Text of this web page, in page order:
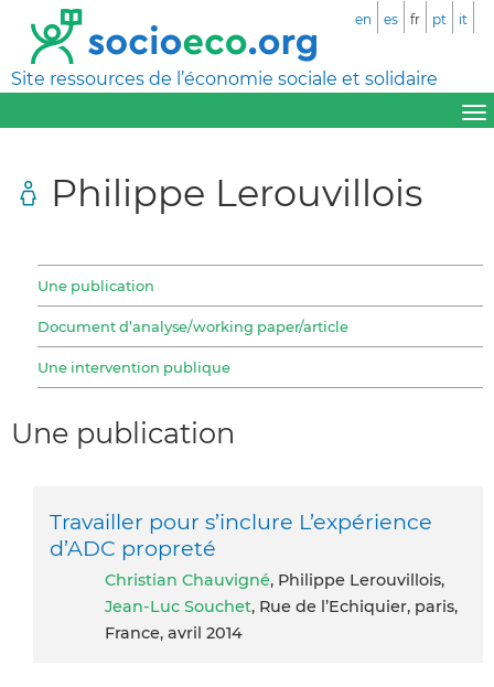
Site ressources de l’économie sociale et solidaire
en es fr pt it
Philippe Lerouvillois
Une publication
Document d’analyse/working paper/article
Une intervention publique
Une publication
Travailler pour s’inclure L’expérience
d’ADC propreté
Christian Chauvigné, Philippe Lerouvillois,
Jean-Luc Souchet, Rue de l’Echiquier, paris,
France, avril 2014